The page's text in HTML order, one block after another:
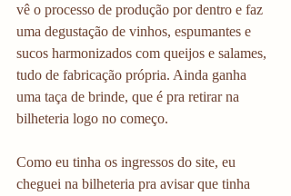
vê o processo de produção por dentro e faz
uma degustação de vinhos, espumantes e
sucos harmonizados com queijos e salames,
tudo de fabricação própria. Ainda ganha
uma taça de brinde, que é pra retirar na
bilheteria logo no começo.
Como eu tinha os ingressos do site, eu
cheguei na bilheteria pra avisar que tinha